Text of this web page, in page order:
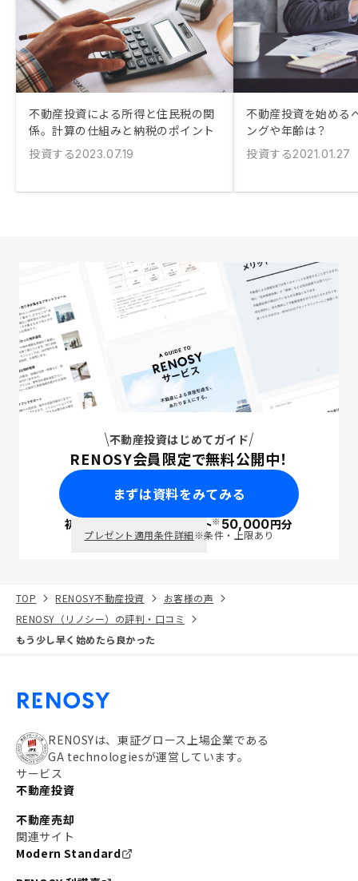
不動産投資による所得と住民税の関
係。計算の仕組みと納税のポイント
投資する2023.07.19
不動産投資を始める
ングや年齢は？
投資する2021.01.27
不動産投資はじめてガイド
RENOSY会員限定で無料公開中！
まずは資料をみてみる
初回面談で ポイント※50,000円分
プレゼント適用条件詳細※条件・上限あり
TOP RENOSY不動産投資
お客様の声
RENOSY（リノシー）の評判・口コミ
もう少し早く始めたら良かった
RENOSYは、東証グロース上場企業である
GA technologiesが運営しています。
サービス
不動産投資
不動産売却
関連サイト
Modern Standard